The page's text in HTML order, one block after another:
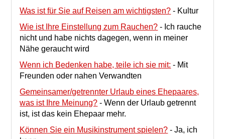
Was ist für Sie auf Reisen am wichtigsten? - Kultur
Wie ist Ihre Einstellung zum Rauchen? - Ich rauche
nicht und habe nichts dagegen, wenn in meiner
Nähe geraucht wird
Wenn ich Bedenken habe, teile ich sie mit: - Mit
Freunden oder nahen Verwandten
Gemeinsamer/getrennter Urlaub eines Ehepaares,
was ist Ihre Meinung? -Wenn der Urlaub getrennt
ist, ist das kein Ehepaar mehr.
Können Sie ein Musikinstrument spielen? -Ja, ich